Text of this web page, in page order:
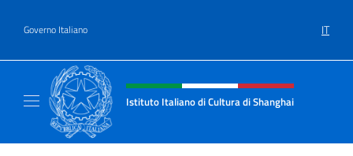
Governo Italiano IT
Intestazione sito, social e menù
Istituto Italiano di Cultura di Shanghai